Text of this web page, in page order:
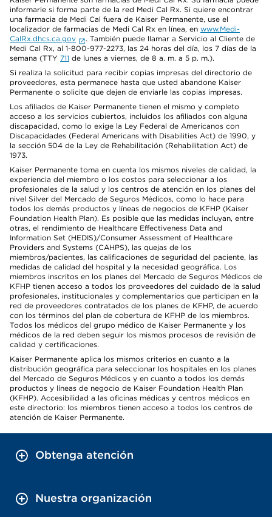
informarle si forma parte de la red Medi Cal Rx. Si quiere encontrar
una farmacia de Medi Cal fuera de Kaiser Permanente, use el
localizador de farmacias de Medi Cal Rx en línea, en www.Medi-
CalRx.dhcs.ca.gov
. También puede llamar a Servicio al Cliente de
Medi Cal Rx, al 1-800-977-2273, las 24 horas del día, los 7 días de la
semana (TTY 711 de lunes a viernes, de 8 a. m. a 5 p. m.).
Si realiza la solicitud para recibir copias impresas del directorio de
proveedores, esta permanece hasta que usted abandone Kaiser
Permanente o solicite que dejen de enviarle las copias impresas.
Los afiliados de Kaiser Permanente tienen el mismo y completo
acceso a los servicios cubiertos, incluidos los afiliados con alguna
discapacidad, como lo exige la Ley Federal de Americanos con
Discapacidades (Federal Americans with Disabilities Act) de 1990, y
la sección 504 de la Ley de Rehabilitación (Rehabilitation Act) de
1973.
Kaiser Permanente toma en cuenta los mismos niveles de calidad, la
experiencia del miembro o los costos para seleccionar a los
profesionales de la salud y los centros de atención en los planes del
nivel Silver del Mercado de Seguros Médicos, como lo hace para
todos los demás productos y líneas de negocios de KFHP (Kaiser
Foundation Health Plan). Es posible que las medidas incluyan, entre
otras, el rendimiento de Healthcare Effectiveness Data and
Information Set (HEDIS)/Consumer Assessment of Healthcare
Providers and Systems (CAHPS), las quejas de los
miembros/pacientes, las calificaciones de seguridad del paciente, las
medidas de calidad del hospital y la necesidad geográfica. Los
miembros inscritos en los planes del Mercado de Seguros Médicos de
KFHP tienen acceso a todos los proveedores del cuidado de la salud
profesionales, institucionales y complementarios que participan en la
red de proveedores contratados de los planes de KFHP, de acuerdo
con los términos del plan de cobertura de KFHP de los miembros.
Todos los médicos del grupo médico de Kaiser Permanente y los
médicos de la red deben seguir los mismos procesos de revisión de
calidad y certificaciones.
Kaiser Permanente aplica los mismos criterios en cuanto a la
distribución geográfica para seleccionar los hospitales en los planes
del Mercado de Seguros Médicos y en cuanto a todos los demás
productos y líneas de negocio de Kaiser Foundation Health Plan
(KFHP). Accesibilidad a las oficinas médicas y centros médicos en
este directorio: los miembros tienen acceso a todos los centros de
atención de Kaiser Permanente.
Obtenga atención
Nuestra organización